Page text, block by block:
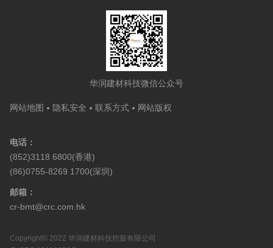
华润建材科技微信公众号
网站地图 隐私安全 联系方式 网站版权
电话：
(852)3118 6800(香港)
(86)0755-8269 1700(深圳)
邮箱：
cr-bmt@crc.com.hk
Copyright© 2022 华润建材科技控股有限公司